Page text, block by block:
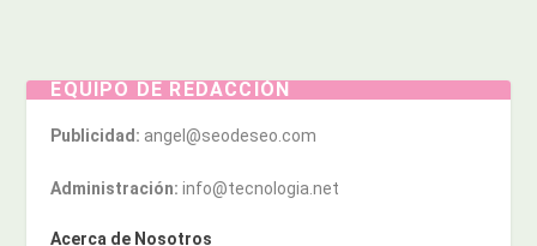
EQUIPO DE REDACCIÓN
Publicidad: angel@seodeseo.com
Administración: info@tecnologia.net
Acerca de Nosotros